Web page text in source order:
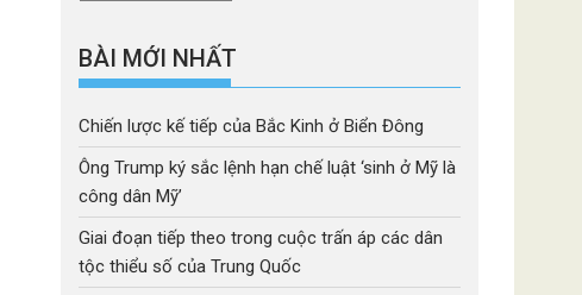
BÀI MỚI NHẤT
Chiến lược kế tiếp của Bắc Kinh ở Biển Đông
Ông Trump ký sắc lệnh hạn chế luật ‘sinh ở Mỹ là
công dân Mỹ’
Giai đoạn tiếp theo trong cuộc trấn áp các dân
tộc thiểu số của Trung Quốc